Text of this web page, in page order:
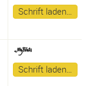
Schrift laden…
Schrift laden…